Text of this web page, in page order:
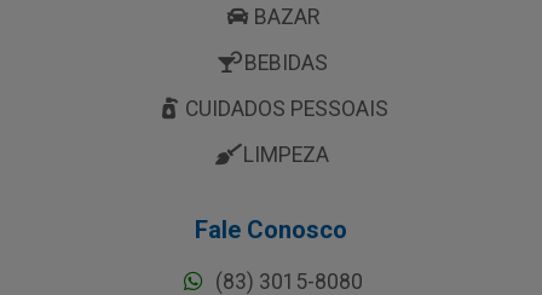
BAZAR
BEBIDAS
CUIDADOS PESSOAIS
LIMPEZA
Fale Conosco
(83) 3015-8080